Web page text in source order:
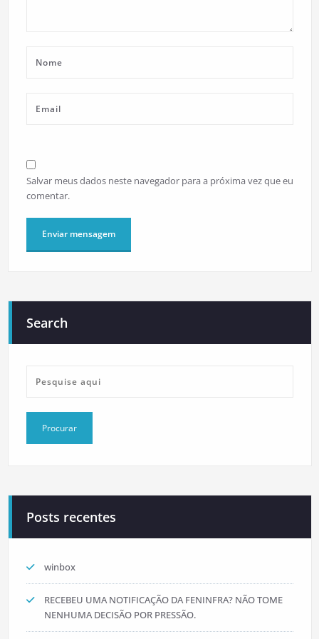
Salvar meus dados neste navegador para a próxima vez que eu
comentar.
Search
Posts recentes
winbox
RECEBEU UMA NOTIFICAÇÃO DA FENINFRA? NÃO TOME
NENHUMA DECISÃO POR PRESSÃO.